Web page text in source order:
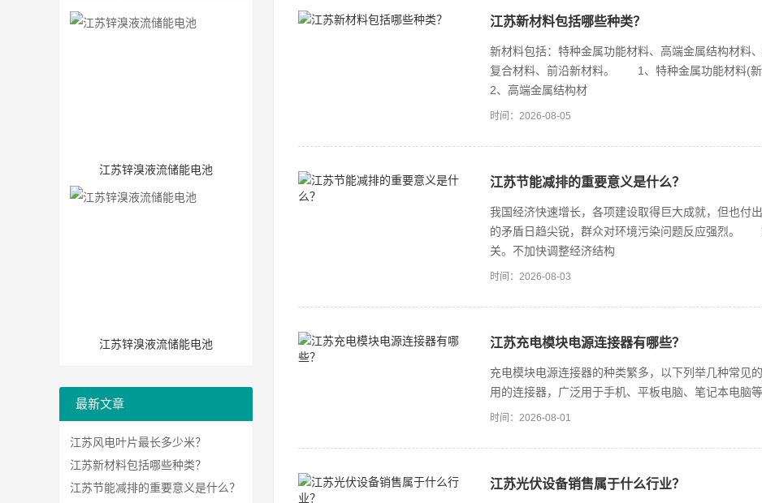
江苏新材料包括哪些种类？
新材料包括：特种金属功能材料、高端金属结构材料
复合材料、前沿新材料。 1、特种金属功能材料(
2、高端金属结构材
时间：2026-08-05
江苏节能减排的重要意义是什么？
我国经济快速增长，各项建设取得巨大成就，但也付
的矛盾日趋尖锐，群众对环境污染问题反应强烈。
关。不加快调整经济结构
时间：2026-08-03
江苏充电模块电源连接器有哪些？
充电模块电源连接器的种类繁多，以下列举几种常
用的连接器，广泛用于手机、平板电脑、笔记本电
时间：2026-08-01
江苏光伏设备销售属于什么行业？
江苏锌溴液流储能电池
江苏锌溴液流储能电池
最新文章
江苏风电叶片最长多少米？
江苏新材料包括哪些种类？
江苏节能减排的重要意义是什么？